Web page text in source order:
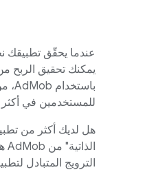
عندما يحقّق تطبيقك
يمكنك تحقيق الربح
باستخدام AdMob،
للمستخدمين في أكثر من
هل لديك أكثر من
الذاتية" من AdMob
الترويج المتبادل